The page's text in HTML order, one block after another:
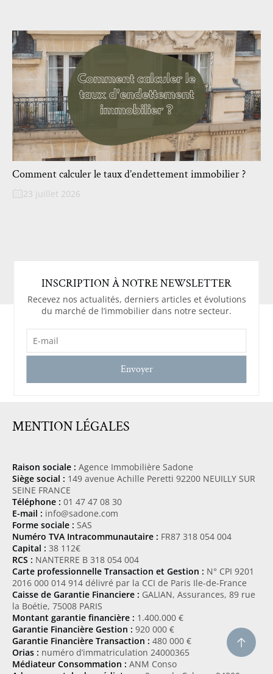
Comment calculer le taux d’endettement immobilier ?
23 juillet 2026
INSCRIPTION À NOTRE NEWSLETTER
Recevez nos actualités, derniers articles et évolutions
du marché de l’immobilier dans notre secteur.
E-
MAIL
MENTION LÉGALES
Raison sociale : Agence Immobilière Sadone
Siège social : 149 avenue Achille Peretti 92200 NEUILLY SUR
SEINE FRANCE
Téléphone : 01 47 47 08 30
E-mail : info@sadone.com
Forme sociale : SAS
Numéro TVA Intracommunautaire : FR87 318 054 004
Capital : 38 112€
RCS : NANTERRE B 318 054 004
Carte professionnelle Transaction et Gestion : N° CPI 9201
2016 000 014 914 délivré par la CCI de Paris Ile-de-France
Caisse de Garantie Financiere : GALIAN, Assurances, 89 rue
la Boétie, 75008 PARIS
Montant garantie financière : 1.400.000 €
Garantie Financière Gestion : 920 000 €
Garantie Financière Transaction : 480 000 €
Orias : numéro d’immatriculation 24000365
Médiateur Consommation : ANM Conso